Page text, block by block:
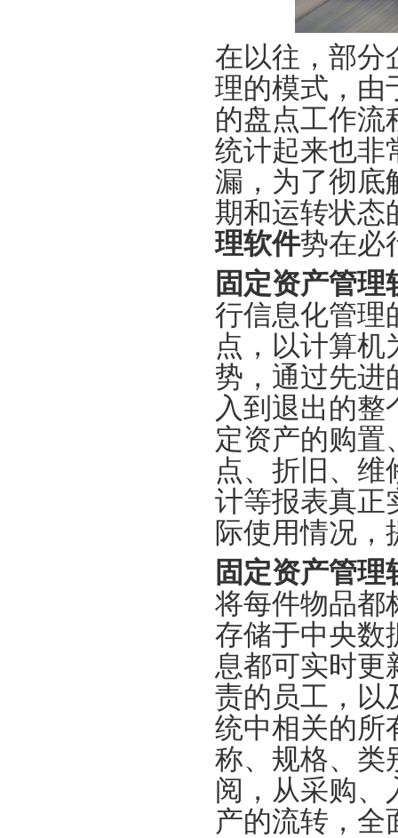
在以往，部分
理的模式，由
的盘点工作流
统计起来也非
漏，为了彻底
期和运转状态
理软件势在必
固定资产管理
行信息化管理
点，以计算机
势，通过先进
入到退出的整
定资产的购置
点、折旧、维
计等报表真正
际使用情况，
固定资产管理
将每件物品都
存储于中央数
息都可实时更
责的员工，以
统中相关的所
称、规格、类
阅，从采购、
产的流转，全